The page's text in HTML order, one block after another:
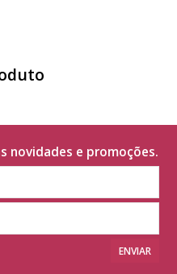
novidades e promoções.
ENVIAR